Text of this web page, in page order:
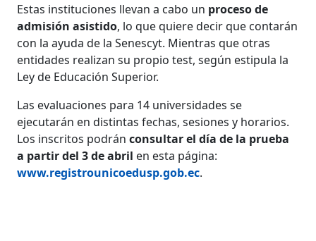
Estas instituciones llevan a cabo un proceso de
admisión asistido, lo que quiere decir que contarán
con la ayuda de la Senescyt. Mientras que otras
entidades realizan su propio test, según estipula la
Ley de Educación Superior.
Las evaluaciones para 14 universidades se
ejecutarán en distintas fechas, sesiones y horarios.
Los inscritos podránconsultar el día de la prueba
a partir del 3 de abril en esta página:
www.registrounicoedusp.gob.ec.